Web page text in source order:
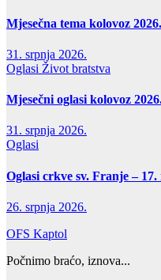
Mjesečna tema kolovoz 2026.
31. srpnja 2026.
Oglasi Život bratstva
Mjesečni oglasi kolovoz
31. srpnja 2026.
Oglasi
Oglasi crkve sv. Franje –
26. srpnja 2026.
OFS Kaptol
Počnimo braćo, iznova...